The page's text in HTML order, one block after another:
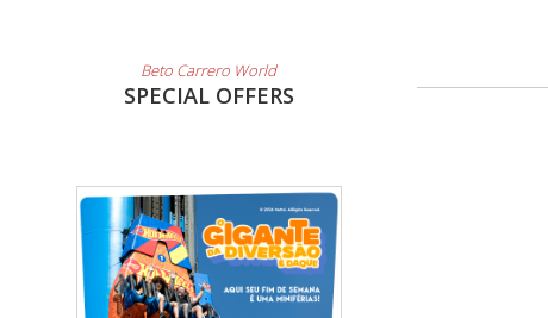
Beto Carrero World
SPECIAL OFFERS